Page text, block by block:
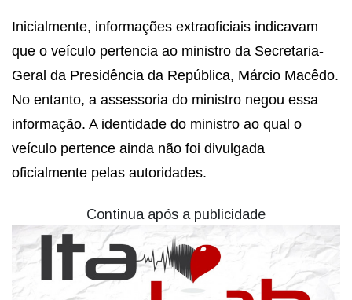
Inicialmente, informações extraoficiais indicavam
que o veículo pertencia ao ministro da Secretaria-
Geral da Presidência da República, Márcio Macêdo.
No entanto, a assessoria do ministro negou essa
informação. A identidade do ministro ao qual o
veículo pertence ainda não foi divulgada
oficialmente pelas autoridades.
Continua após a publicidade